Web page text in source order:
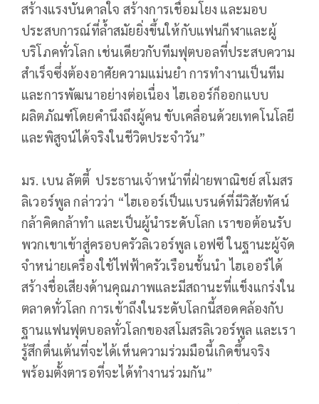
สร้างแรงบันดาลใจ สร้างการเชื่อมโยง และมอบ
ประสบการณ์ที่ล้ำสมัยยิ่งขึ้นให้กับแฟนกีฬาและผู้
บริโภคทั่วโลก เช่นเดียวกับทีมฟุตบอลที่ประสบความ
สำเร็จซึ่งต้องอาศัยความแม่นยำ การทำงานเป็นทีม
และการพัฒนาอย่างต่อเนื่อง ไฮเออร์ก็ออกแบบ
ผลิตภัณฑ์โดยคำนึงถึงผู้คน ขับเคลื่อนด้วยเทคโนโลยี
และพิสูจน์ได้จริงในชีวิตประจำวัน”
มร. เบน ลัตตี้ ประธานเจ้าหน้าที่ฝ่ายพาณิชย์ สโมสร
ลิเวอร์พูล กล่าวว่า “ไฮเออร์เป็นแบรนด์ที่มีวิสัยทัศน์
กล้าคิดกล้าทำ และเป็นผู้นำระดับโลก เราขอต้อนรับ
พวกเขาเข้าสู่ครอบครัวลิเวอร์พูล เอฟซี ในฐานะผู้จัด
จำหน่ายเครื่องใช้ไฟฟ้าครัวเรือนชั้นนำ ไฮเออร์ได้
สร้างชื่อเสียงด้านคุณภาพและมีสถานะที่แข็งแกร่งใน
ตลาดทั่วโลก การเข้าถึงในระดับโลกนี้สอดคล้องกับ
ฐานแฟนฟุตบอลทั่วโลกของสโมสรลิเวอร์พูล และเรา
รู้สึกตื่นเต้นที่จะได้เห็นความร่วมมือนี้เกิดขึ้นจริง
พร้อมตั้งตารอที่จะได้ทำงานร่วมกัน”